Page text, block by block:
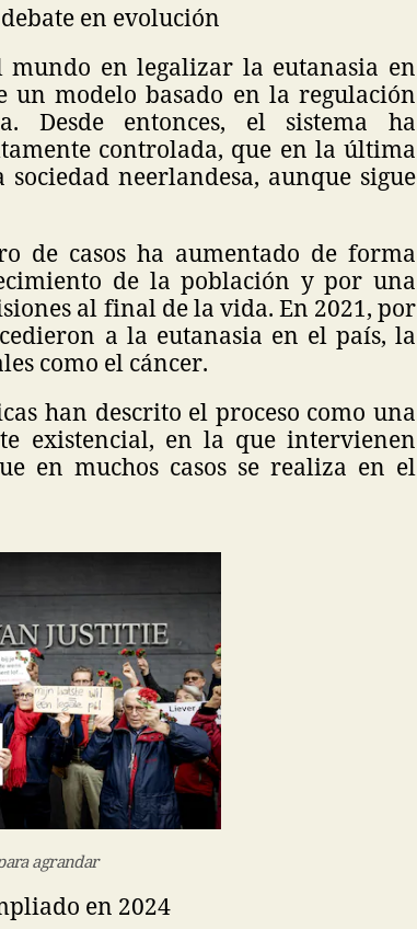
en evolución
en legalizar la eutanasia en
un modelo basado en la regulación
Desde entonces, el sistema ha
controlada, que en la última
neerlandesa, aunque sigue
de casos ha aumentado de forma
de la población y por una
al final de la vida. En 2021, por
a la eutanasia en el país, la
como el cáncer.
han descrito el proceso como una
existencial, en la que intervienen
en muchos casos se realiza en el
agrandar
en 2024